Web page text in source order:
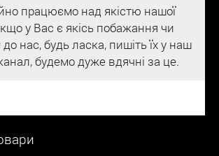
працюємо над якістю нашої
у Вас є якісь побажання чи
нас, будь ласка, пишіть їх у наш
будемо дуже вдячні за це.